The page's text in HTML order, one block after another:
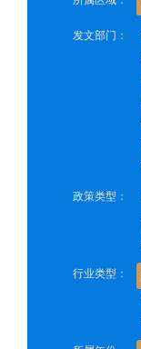
发文部门：
政策类型：
行业类型：